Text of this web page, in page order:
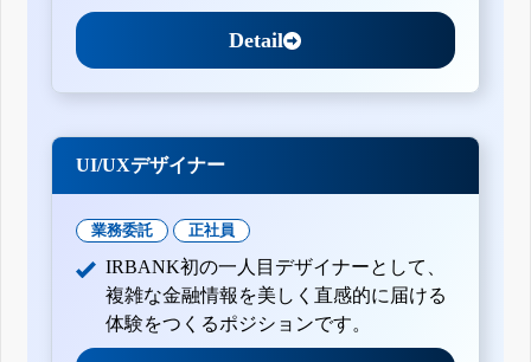
Detail
UI/UXデザイナー
業務委託 正社員
IRBANK初の一人目デザイナーとして、
複雑な金融情報を美しく直感的に届ける
体験をつくるポジションです。